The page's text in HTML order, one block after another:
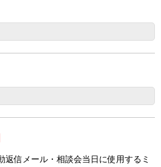
信メール・相談会当日に使用するミ